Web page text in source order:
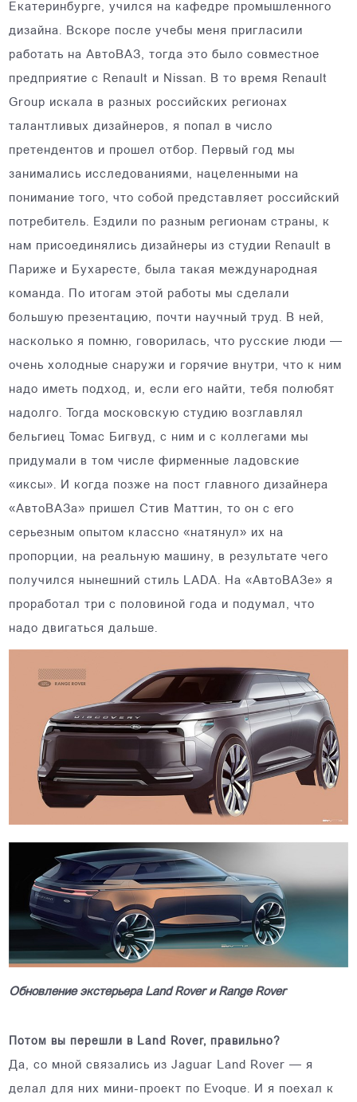
Екатеринбурге, учился на кафедре промышленного
дизайна. Вскоре после учебы меня пригласили
работать на АвтоВАЗ, тогда это было совместное
предприятие с Renault и Nissan. В то время Renault
Group искала в разных российских регионах
талантливых дизайнеров, я попал в число
претендентов и прошел отбор. Первый год мы
занимались исследованиями, нацеленными на
понимание того, что собой представляет российский
потребитель. Ездили по разным регионам страны, к
нам присоединялись дизайнеры из студии Renault в
Париже и Бухаресте, была такая международная
команда. По итогам этой работы мы сделали
большую презентацию, почти научный труд. В ней,
насколько я помню, говорилась, что русские люди —
очень холодные снаружи и горячие внутри, что к ним
надо иметь подход, и, если его найти, тебя полюбят
надолго. Тогда московскую студию возглавлял
бельгиец Томас Бигвуд, с ним и с коллегами мы
придумали в том числе фирменные ладовские
«иксы». И когда позже на пост главного дизайнера
«АвтоВАЗа» пришел Стив Маттин, то он с его
серьезным опытом классно «натянул» их на
пропорции, на реальную машину, в результате чего
получился нынешний стиль LADA. На «АвтоВАЗе» я
проработал три с половиной года и подумал, что
надо двигаться дальше.
Обновление экстерьера Land Rover и Range Rover
Потом вы перешли в Land Rover, правильно?
Да, со мной связались из Jaguar Land Rover — я
делал для них мини-проект по Evoque. И я поехал к